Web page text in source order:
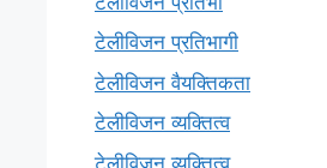
टेलीविजन प्रतिभागी
टेलीविजन वैयक्तिकता
टेलीविजन व्यक्तित्व
टेलीविज़न व्यक्तित्व